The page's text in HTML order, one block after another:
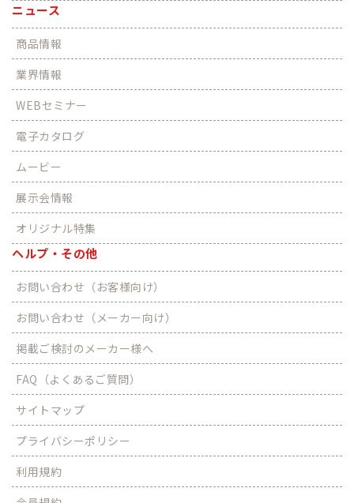
ニュース
商品情報
業界情報
WEBセミナー
電子カタログ
ムービー
展示会情報
オリジナル特集
ヘルプ・その他
お問い合わせ（お客様向け）
お問い合わせ（メーカー向け）
掲載ご検討のメーカー様へ
FAQ（よくあるご質問）
サイトマップ
プライバシーポリシー
利用規約